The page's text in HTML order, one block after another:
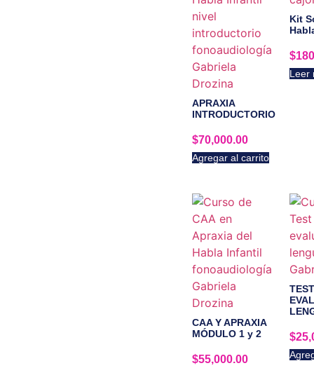
APRAXIA
INTRODUCTORIO
$70,000.00
Agregar al carrito
Kit
$
Leer
CAA Y APRAXIA
MÓDULO 1 y 2
$55,000.00
$